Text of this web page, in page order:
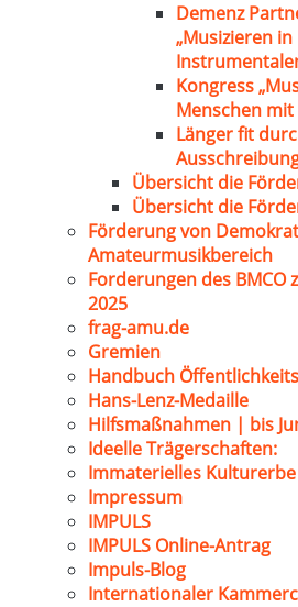
Demenz
„Musizieren
Kongress
Menschen mit
Länger fit
Übersicht die
Übersicht die
Förderung von
Amateurmusikbereich
Forderungen des BMCO
2025
frag-amu.de
Gremien
Handbuch
Hans-Lenz-Medaille
Hilfsmaßnahmen | bis
Ideelle Trägerschaften:
Immaterielles Kulturerbe
Impressum
IMPULS
IMPULS Online-Antrag
Impuls-Blog
Internationaler